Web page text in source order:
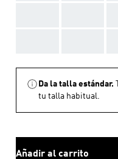
Da la talla estándar.
tu talla habitual.
Añadir al carrito